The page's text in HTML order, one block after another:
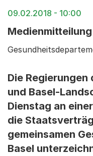
09.02.2018 - 10:00
Medienmitteilung
Die
und Basel-
Dienstag an
die
gemeinsamen
Basel